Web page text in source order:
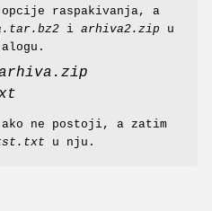
raspakivanja, a
i arhiva2.zip u
ako ne postoji, a zatim
u nju.